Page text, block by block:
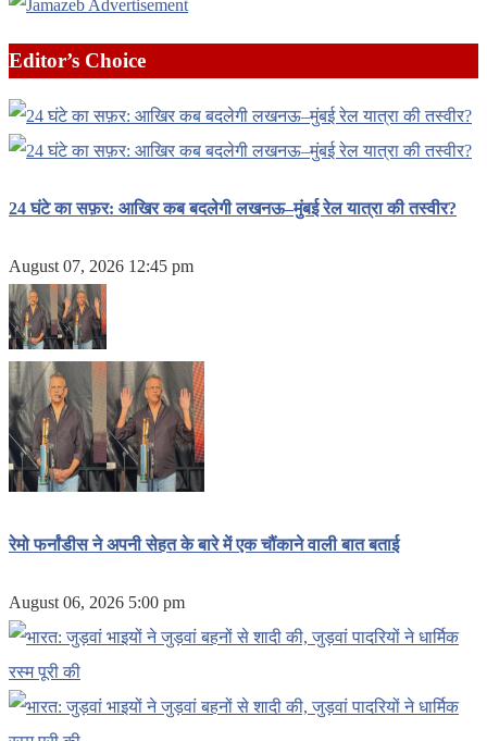
Editor’s Choice
24 घंटे का सफ़र: आखिर कब बदलेगी लखनऊ–मुंबई रेल यात्रा की तस्वीर?
August 07, 2026 12:45 pm
रेमो फर्नांडीस ने अपनी सेहत के बारे में एक चौंकाने वाली बात बताई
August 06, 2026 5:00 pm